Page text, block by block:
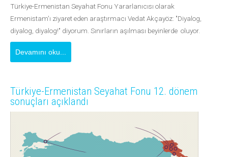
Türkiye-Ermenistan Seyahat Fonu Yararlanıcısı olarak
Ermenistam'ı ziyaret eden araştırmacı Vedat Akçayöz: "Diyalog,
diyalog, diyalog!" diyorum. Sınırların aşılması beyinlerde oluyor.
Devamını oku...
Türkiye-Ermenistan Seyahat Fonu 12. dönem
sonuçları açıklandı